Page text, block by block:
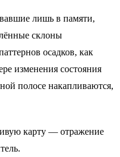
лишь в памяти,
склоны
осадков, как
изменения состояния
полосе накапливаются,
карту — отражение